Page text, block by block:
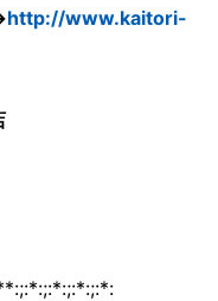
http://www.kaitori-